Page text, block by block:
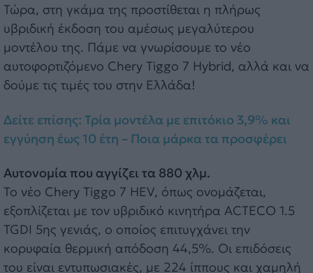
Τώρα, στη γκάμα της προστίθεται η πλήρως
υβριδική έκδοση του αμέσως μεγαλύτερου
μοντέλου της. Πάμε να γνωρίσουμε το νέο
αυτοφορτιζόμενο Chery Tiggo 7 Hybrid, αλλά και να
δούμε τις τιμές του στην Ελλάδα!
Δείτε επίσης: Τρία μοντέλα με επιτόκιο 3,9% και
εγγύηση έως 10 έτη – Ποια μάρκα τα προσφέρει
Αυτονομία που αγγίζει τα 880 χλμ.
Το νέο Chery Tiggo 7 HEV, όπως ονομάζεται,
εξοπλίζεται με τον υβριδικό κινητήρα ACTECO 1.5
TGDI 5ης γενιάς, ο οποίος επιτυγχάνει την
κορυφαία θερμική απόδοση 44,5%. Οι επιδόσεις
του είναι εντυπωσιακές, με 224 ίππους και χαμηλή